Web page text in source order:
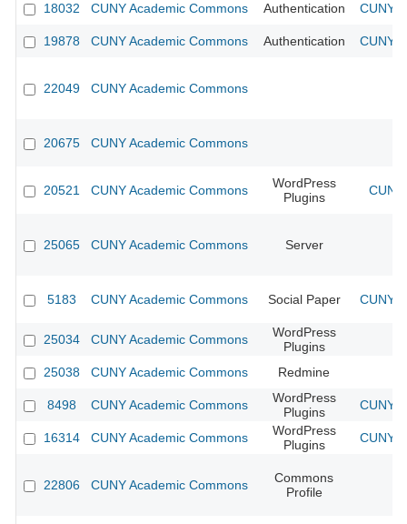
18032 CUNY Academic Commons Authentication CUNY
19878 CUNY Academic Commons Authentication CUNY
22049 CUNY Academic Commons
20675 CUNY Academic Commons
20521 CUNY Academic Commons
WordPress
Plugins
25065 CUNY Academic Commons Server
5183 CUNY Academic Commons Social Paper CUNY
25034 CUNY Academic Commons
WordPress
Plugins
25038
CUNY Academic Commons Redmine
8498 CUNY Academic Commons
WordPress
Plugins
CUNY
16314 CUNY Academic Commons
WordPress
Plugins
CUNY
22806 CUNY Academic Commons
Commons
Profile